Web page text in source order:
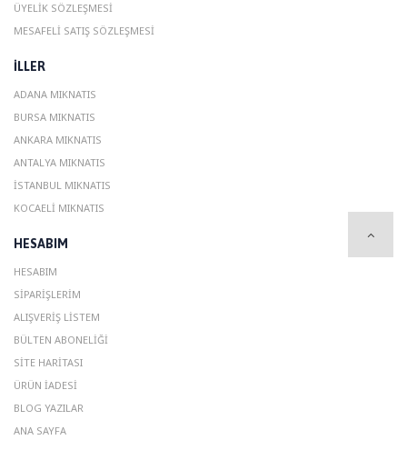
ÜYELIK SÖZLEŞMESI
MESAFELI SATIŞ SÖZLEŞMESI
ILLER
ADANA MIKNATIS
BURSA MIKNATIS
ANKARA MIKNATIS
ANTALYA MIKNATIS
ISTANBUL MIKNATIS
KOCAELI MIKNATIS
HESABIM
HESABIM
SIPARIŞLERIM
ALIŞVERIŞ LISTEM
BÜLTEN ABONELIĞI
SITE HARITASI
ÜRÜN İADESI
BLOG YAZILAR
ANA SAYFA